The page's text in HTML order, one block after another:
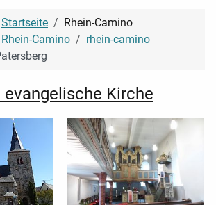
Startseite
Rhein-Camino
Camino
rhein-camino
evangelische Kirche